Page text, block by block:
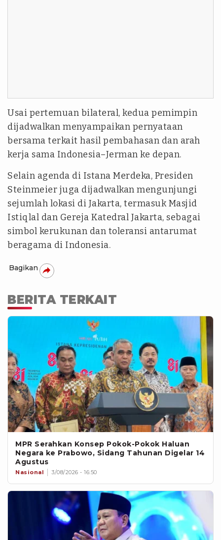
Usai pertemuan bilateral, kedua pemimpin
dijadwalkan menyampaikan pernyataan
bersama terkait hasil pembahasan dan arah
kerja sama Indonesia–Jerman ke depan.
Selain agenda di Istana Merdeka, Presiden
Steinmeier juga dijadwalkan mengunjungi
sejumlah lokasi di Jakarta, termasuk Masjid
Istiqlal dan Gereja Katedral Jakarta, sebagai
simbol kerukunan dan toleransi antarumat
beragama di Indonesia.
Bagikan
BERITA TERKAIT
MPR Serahkan Konsep Pokok-Pokok Haluan
Negara ke Prabowo, Sidang Tahunan Digelar 14
Agustus
Nasional 3/08/2026 - 16:50